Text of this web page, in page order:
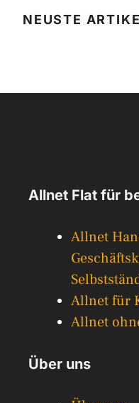
NEUSTE
Allnet Flat für
Allnet
Allnet für
Allnet
Über uns